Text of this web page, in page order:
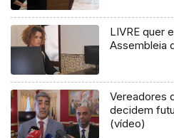
LIVRE quer
Assembleia
Vereadores
decidem
(vídeo)